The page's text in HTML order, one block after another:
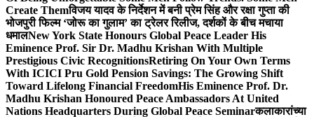
Create Themविजय यादव के निर्देशन में बनी प्रेम सिंह और रक्षा गुप्ता की
भोजपुरी फिल्म ‘जोरू का गुलाम’ का ट्रेलर रिलीज, दर्शकों के बीच मचाया
धमालNew York State Honours Global Peace Leader His
Eminence Prof. Sir Dr. Madhu Krishan With Multiple
Prestigious Civic RecognitionsRetiring On Your Own Terms
With ICICI Pru Gold Pension Savings: The Growing Shift
Toward Lifelong Financial FreedomHis Eminence Prof. Dr.
Madhu Krishan Honoured Peace Ambassadors At United
Nations Headquarters During Global Peace Seminarकलाकारांच्या